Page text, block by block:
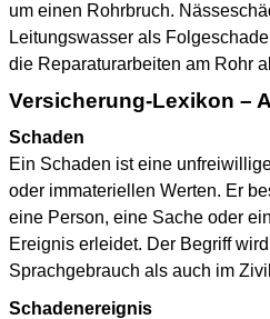
um einen Rohrbruch.
Leitungswasser als
die Reparaturarbeiten am Rohr
Versicherung-Lexikon –
Schaden
Ein Schaden ist eine
oder immateriellen Werten. Er
eine Person, eine Sache oder
Ereignis erleidet. Der Begriff
Sprachgebrauch als auch im
Schadenereignis